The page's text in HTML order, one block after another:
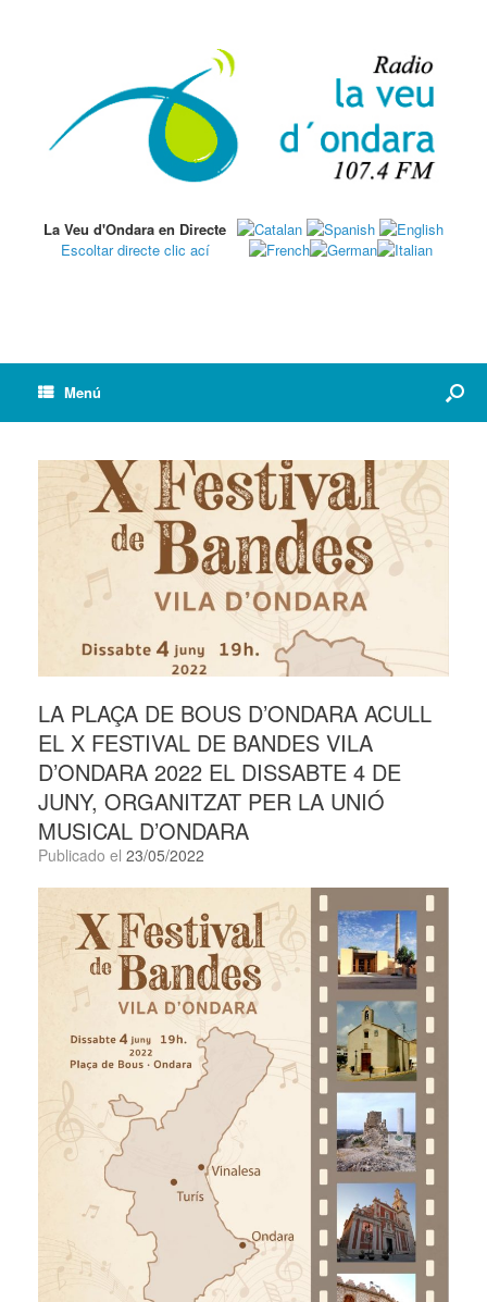
La Veu d'Ondara en Directe
Escoltar directe clic ací
Menú
LA PLAÇA DE BOUS D’ONDARA ACULL
EL X FESTIVAL DE BANDES VILA
D’ONDARA 2022 EL DISSABTE 4 DE
JUNY, ORGANITZAT PER LA UNIÓ
MUSICAL D’ONDARA
Publicado el 23/05/2022